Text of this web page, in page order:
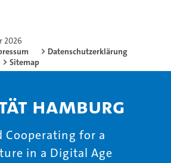
2026
Datenschutzerklärung
Sitemap
Hamburg
for a
in a Digital Age